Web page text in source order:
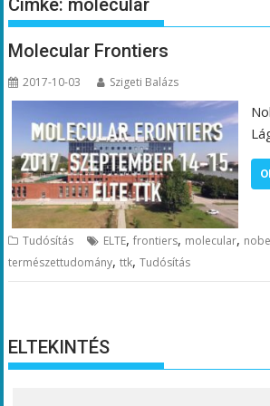
Címke: molecular
Molecular Frontiers
2017-10-03 Szigeti Balázs
Tudósítás ELTE,frontiers, molecular,
természettudomány,ttk,Tudósítás
ELTEKINTÉS